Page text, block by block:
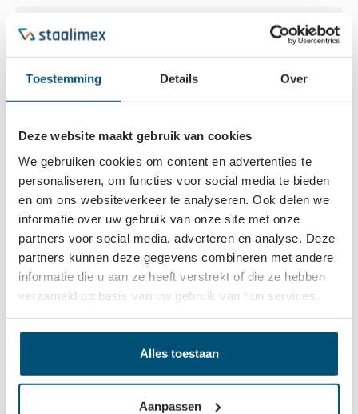
Toestemming Details Over
Deze website maakt gebruik van cookies
We gebruiken cookies om content en advertenties te
personaliseren, om functies voor social media te bieden
en om ons websiteverkeer te analyseren. Ook delen we
informatie over uw gebruik van onze site met onze
partners voor social media, adverteren en analyse. Deze
partners kunnen deze gegevens combineren met andere
informatie die u aan ze heeft verstrekt of die ze hebben
verzameld op basis van uw gebruik van hun services.
Alles toestaan
Aanpassen
Beschrijving
gemonteerd in volledig roestvaststalen behuizingen. De
wielen bestaan uit een…Meer
Eigenschappen
Vaak samen gekocht